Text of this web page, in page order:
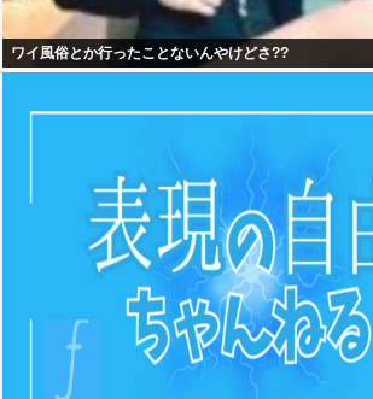
ワイ風俗とか行ったことないんやけどさ??